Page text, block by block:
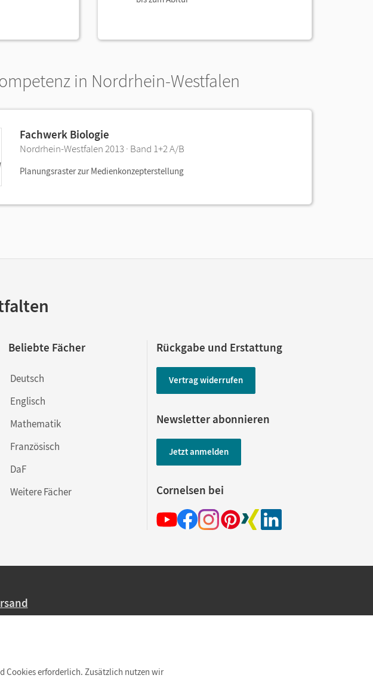
in Nordrhein-Westfalen
Fachwerk Biologie
Nordrhein-Westfalen 2013 · Band 1+2 A/B
Planungsraster zur Medienkonzepterstellung
Beliebte Fächer
Deutsch
Englisch
Mathematik
Französisch
DaF
Weitere Fächer
Rückgabe und Erstattung
Vertrag widerrufen
Newsletter abonnieren
Jetzt anmelden
Cornelsen bei
liefern wir versandkostenfrei innerhalb Deutschlands
Cookies erforderlich. Zusätzlich nutzen wir